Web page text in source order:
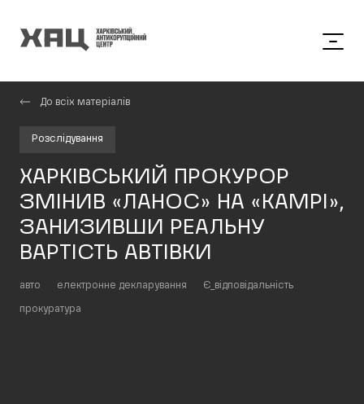
До всіх матеріалів
Розслідування
ХАРКІВСЬКИЙ ПРОКУРОР
ЗМІНИВ «ЛАНОС» НА «КАМРІ»,
ЗАНИЗИВШИ РЕАЛЬНУ
ВАРТІСТЬ АВТІВКИ
авто електронне декларування Є_відповідальність
прокуратура